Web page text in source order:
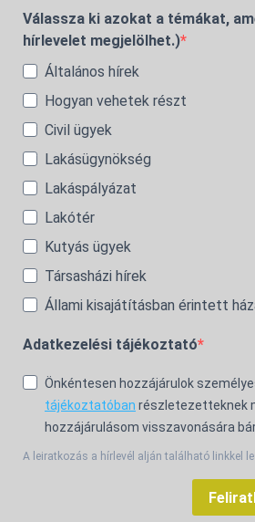
Válassza ki azokat a témákat,
hírlevelet megjelölhet.)
Általános hírek
Hogyan vehetek részt
Civil ügyek
Lakásügynökség
Lakáspályázat
Lakótér
Kutyás ügyek
Társasházi hírek
Állami kisajátításban érintett
Adatkezelési tájékoztató
Önkéntesen hozzájárulok
tájékoztatóban részletezetteknek
hozzájárulásom visszavonására
A leiratkozás a hírlevél alján található linkkel